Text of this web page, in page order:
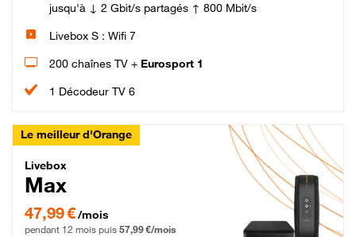
jusqu'à ↓ 2 Gbit/s partagés ↑ 800 Mbit/s
Livebox S : Wifi 7
200 chaînes TV + Eurosport 1
1 Décodeur TV 6
Le meilleur d'Orange
Livebox Max Fibre
Livebox
Max
47,99 € par mois pendant 12 mois puis 57,99 € par mois, Engagement 12 mois
47,99 €/mois
pendant 12 mois puis 57,99 €/mois